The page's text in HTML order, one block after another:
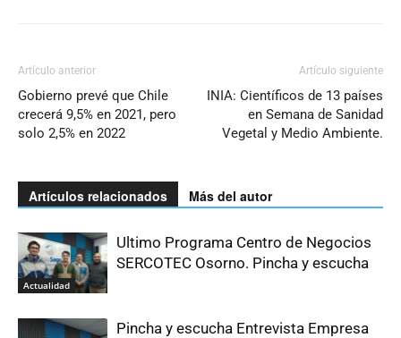
Artículo anterior
Gobierno prevé que Chile
crecerá 9,5% en 2021, pero
solo 2,5% en 2022
Artículo siguiente
INIA: Científicos de 13 países
en Semana de Sanidad
Vegetal y Medio Ambiente.
Artículos relacionados Más del autor
Actualidad
Ultimo Programa Centro de Negocios
SERCOTEC Osorno. Pincha y escucha
Pincha y escucha Entrevista Empresa